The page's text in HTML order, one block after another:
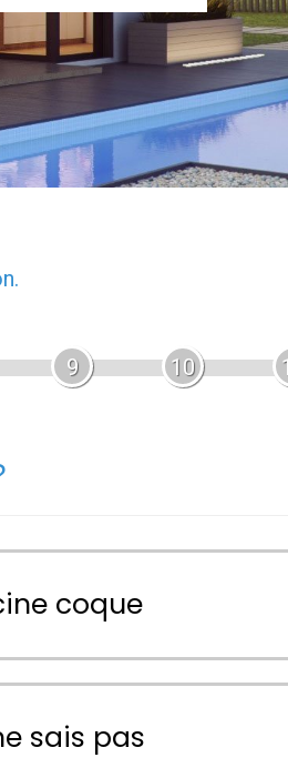
9 10
coque
sais pas